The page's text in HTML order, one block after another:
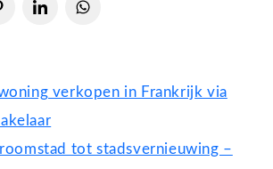
verkopen in Frankrijk via
tot stadsvernieuwing –